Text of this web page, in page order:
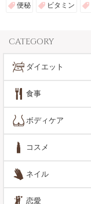
便秘 ビタミン
CATEGORY
ダイエット
食事
ボディケア
コスメ
ネイル
恋愛